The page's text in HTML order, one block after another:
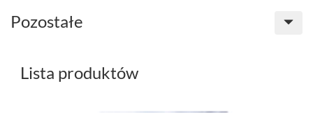
Pozostałe
Lista produktów